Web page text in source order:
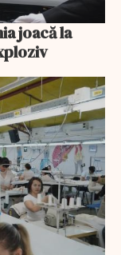
joacă la